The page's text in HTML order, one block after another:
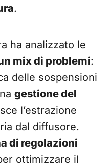
.
ha analizzato le
mix di problemi:
delle sospensioni
gestione del
l’estrazione
dal diffusore.
di regolazioni
ottimizzare il